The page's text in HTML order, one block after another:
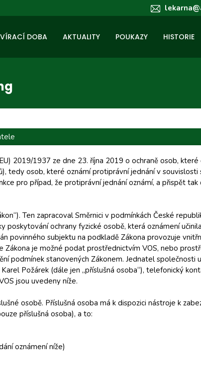
DOBA AKTUALITY POUKAZY HISTORIE
2019/1937 ze dne 23. října 2019 o ochraně osob, které
tedy osob, které oznámí protiprávní jednání v souvislosti
pro případ, že protiprávní jednání oznámí, a přispět tak
Ten zapracoval Směrnici v podmínkách České
ochrany fyzické osobě, která oznámení
povinného subjektu na podkladě Zákona provozuje
Zákona je možné podat prostřednictvím VOS, nebo
podmínek stanovených Zákonem. Jednatel společnosti
Požárek (dále jen „příslušná osoba“), telefonický
jsou uvedeny níže.
osobě. Příslušná osoba má k dispozici nástroje k
příslušná osoba), a to:
oznámení níže)